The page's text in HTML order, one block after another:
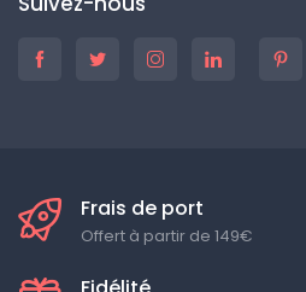
Frais de port
Offert à partir de 149€